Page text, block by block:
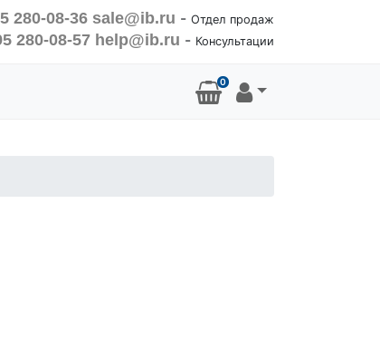
280-08-36 sale@ib.ru - Отдел продаж
280-08-57 help@ib.ru - Консультации
0